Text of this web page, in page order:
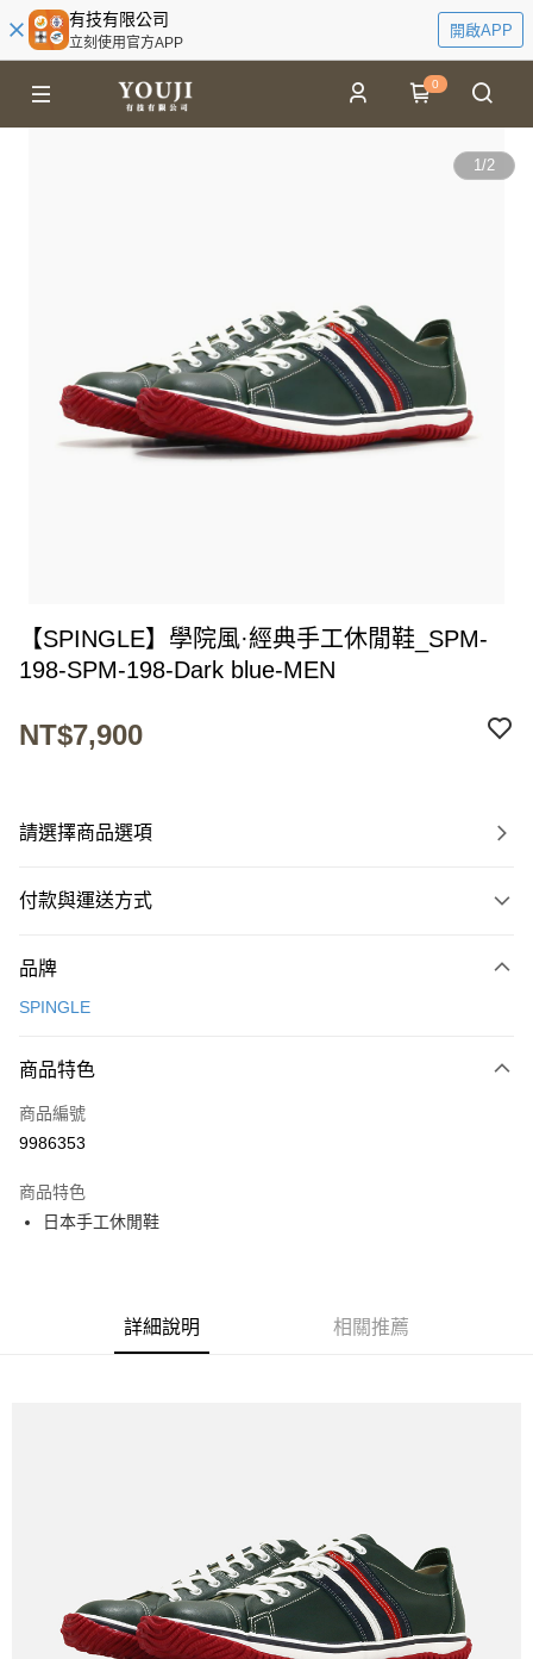
有技有限公司
立刻使用官方APP
開啟APP
0
1/2
【SPINGLE】學院風·經典手工休閒鞋_SPM-
198-SPM-198-Dark blue-MEN
NT$7,900
請選擇商品選項
付款與運送方式
信用卡一次付款
LINE Pay
全盈+PAY
全家取貨付款
品牌
SPINGLE
商品特色
商品編號
9986353
商品特色
日本手工休閒鞋
詳細說明 相關推薦